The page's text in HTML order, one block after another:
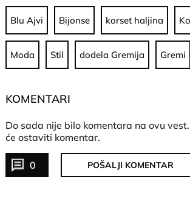
Blu Ajvi Bijonse korset haljina
Moda Stil dodela Gremija Gremi
KOMENTARI
Do sada nije bilo komentara na ovu vest.
će ostaviti komentar.
0 POŠALJI KOMENTAR